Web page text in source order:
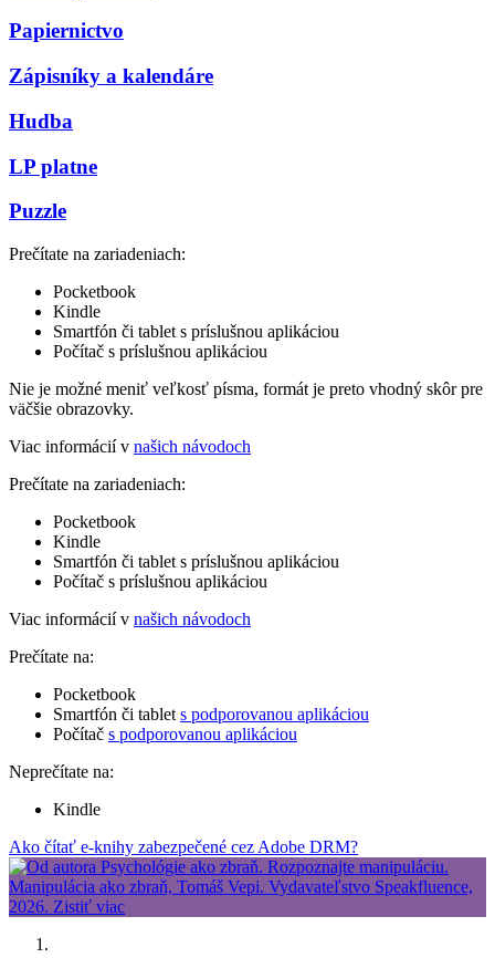
Papiernictvo
Zápisníky a kalendáre
Hudba
LP platne
Puzzle
Prečítate na zariadeniach:
Pocketbook
Kindle
Smartfón či tablet s príslušnou aplikáciou
Počítač s príslušnou aplikáciou
Nie je možné meniť veľkosť písma, formát je preto vhodný skôr pre
väčšie obrazovky.
Viac informácií v našich návodoch
Prečítate na zariadeniach:
Pocketbook
Kindle
Smartfón či tablet s príslušnou aplikáciou
Počítač s príslušnou aplikáciou
Viac informácií v našich návodoch
Prečítate na:
Pocketbook
Smartfón či tablet s podporovanou aplikáciou
Počítač s podporovanou aplikáciou
Neprečítate na:
Kindle
Ako čítať e-knihy zabezpečené cez Adobe DRM?